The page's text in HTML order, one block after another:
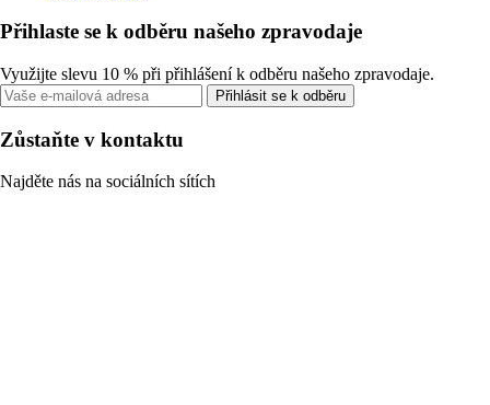
Přihlaste se k odběru našeho zpravodaje
Využijte slevu 10 % při přihlášení k odběru našeho zpravodaje.
Přihlásit se k odběru
Zůstaňte v kontaktu
Najděte nás na sociálních sítích